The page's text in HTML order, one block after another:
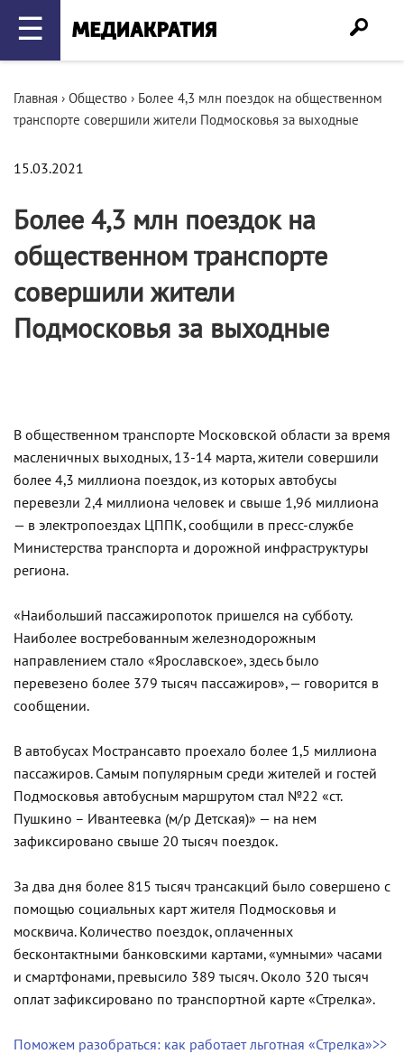
☰
Главная › Общество › Более 4,3 млн поездок на общественном
транспорте совершили жители Подмосковья за выходные
15.03.2021
Более 4,3 млн поездок на
общественном транспорте
совершили жители
Подмосковья за выходные
В общественном транспорте Московской области за время
масленичных выходных, 13-14 марта, жители совершили
более 4,3 миллиона поездок, из которых автобусы
перевезли 2,4 миллиона человек и свыше 1,96 миллиона
— в электропоездах ЦППК, сообщили в пресс-службе
Министерства транспорта и дорожной инфраструктуры
региона.
«Наибольший пассажиропоток пришелся на субботу.
Наиболее востребованным железнодорожным
направлением стало «Ярославское», здесь было
перевезено более 379 тысяч пассажиров», — говорится в
сообщении.
В автобусах Мострансавто проехало более 1,5 миллиона
пассажиров. Самым популярным среди жителей и гостей
Подмосковья автобусным маршрутом стал №22 «ст.
Пушкино – Ивантеевка (м/р Детская)» — на нем
зафиксировано свыше 20 тысяч поездок.
За два дня более 815 тысяч трансакций было совершено с
помощью социальных карт жителя Подмосковья и
москвича. Количество поездок, оплаченных
бесконтактными банковскими картами, «умными» часами
и смартфонами, превысило 389 тысяч. Около 320 тысяч
оплат зафиксировано по транспортной карте «Стрелка».
Поможем разобраться: как работает льготная «Стрелка»>>